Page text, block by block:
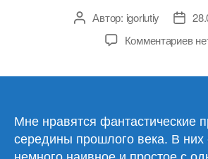
Автор
записи
Автор: igorlutiy
Дата
Комментариевк
Мне нравятся фантастические
середины прошлого века. В них
немного наивное и простое с